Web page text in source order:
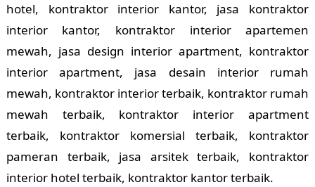
hotel, kontraktor interior kantor, jasa kontraktor
interior kantor, kontraktor interior apartemen
mewah, jasa design interior apartment, kontraktor
interior apartment, jasa desain interior rumah
mewah, kontraktor interior terbaik, kontraktor rumah
mewah terbaik, kontraktor interior apartment
terbaik, kontraktor komersial terbaik, kontraktor
pameran terbaik, jasa arsitek terbaik, kontraktor
interior hotel terbaik, kontraktor kantor terbaik.